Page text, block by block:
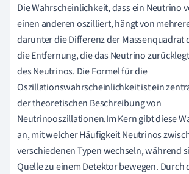
Die Wahrscheinlichkeit, dass ein Neutrino
einen anderen oszilliert, hängt von
darunter die Differenz der Massenquadrat
die Entfernung, die das Neutrino
des Neutrinos. Die Formel für die
Oszillationswahrscheinlichkeit ist ein
der theoretischen Beschreibung von
Neutrinooszillationen.Im Kern gibt diese
an, mit welcher Häufigkeit Neutrinos
verschiedenen Typen wechseln, während
Quelle zu einem Detektor bewegen. Durch